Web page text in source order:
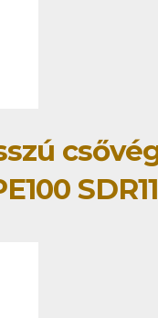
SDR11